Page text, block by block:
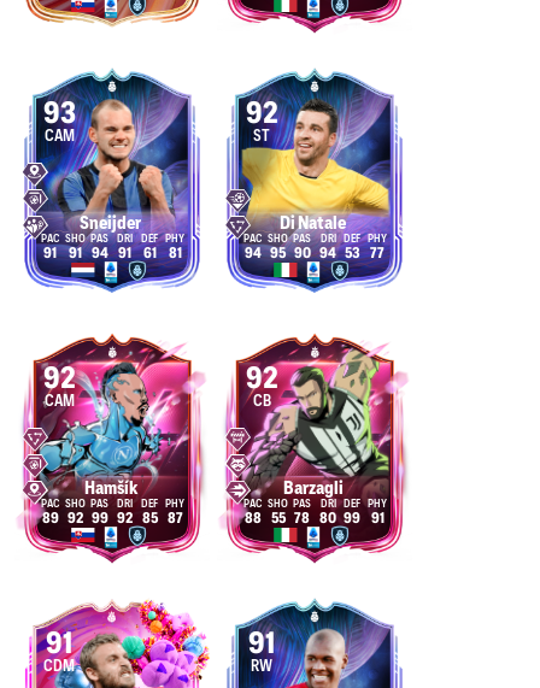
93
CAM
Sneijder
91 91 94 91 61 81
92
ST
Di Natale
94 95 90 94 53 77
92
CAM
Hamšík
89 92 99 92 85 87
92
CB
Barzagli
88 55 78 80 99 91
91
CDM
91
RW